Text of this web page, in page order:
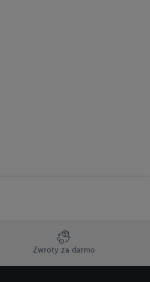
Zwroty za darmo